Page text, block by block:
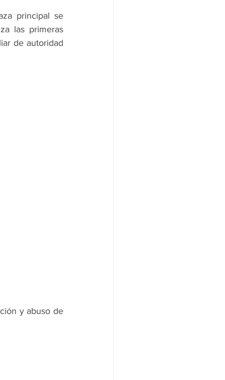
principal se
las primeras
de autoridad
y abuso de